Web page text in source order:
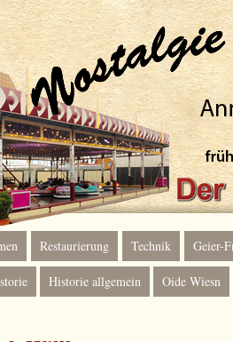
Restaurierung Technik Geier-
Historie allgemein Oide Wiesn